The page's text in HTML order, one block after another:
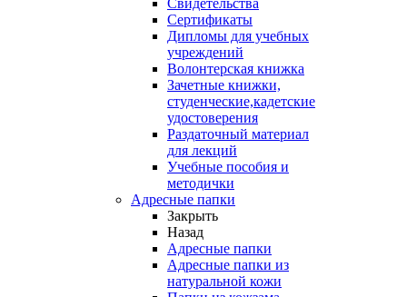
Сертификаты
Дипломы для учебных
учреждений
Волонтерская книжка
Зачетные книжки,
студенческие,кадетские
удостоверения
Раздаточный материал
для лекций
Учебные пособия и
методички
Адресные папки
Закрыть
Назад
Адресные папки
Адресные папки из
натуральной кожи